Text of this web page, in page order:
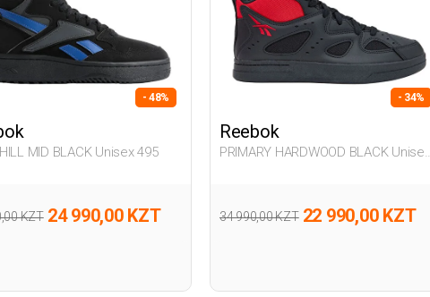
- 48%
MID BLACK Unisex 495
KZT 24 990,00 KZT
- 34%
Reebok
PRIMARY HARDWOOD BLACK Unisex
34 990,00 KZT 22 990,00 KZT